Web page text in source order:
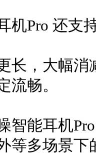
机Pro 还支
长，大幅
流畅。
智能耳机
等多场景下